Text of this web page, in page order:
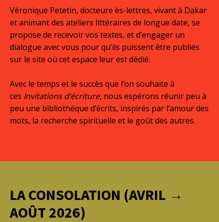
Véronique Petetin, docteure ès-lettres, vivant à Dakar
et animant des ateliers littéraires de longue date, se
propose de recevoir vos textes, et d’engager un
dialogue avec vous pour qu’ils puissent être publiés
sur le site où cet espace leur est dédié.
Avec le temps et le succès que l’on souhaite à
ces Invitations d’écriture, nous espérons réunir peu à
peu une bibliothèque d’écrits, inspirés par l’amour des
mots, la recherche spirituelle et le goût des autres.
LA CONSOLATION (AVRIL →
AOÛT 2026)